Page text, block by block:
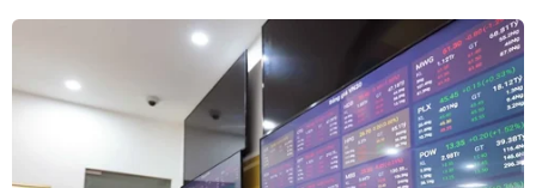
Các thương hiệu xe cao cấp của Đức
trong cuộc khủng hoảng lợi nhuận
04/08/2026 23:03